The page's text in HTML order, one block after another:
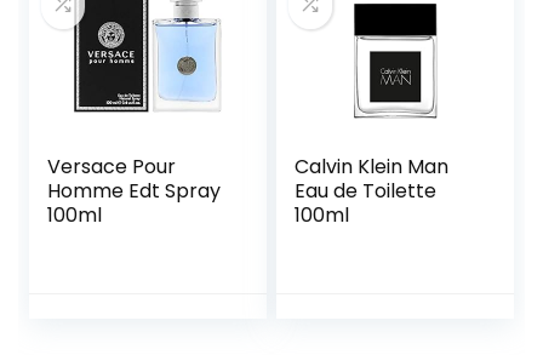
Versace Pour
Homme Edt Spray
100ml
Calvin Klein Man
Eau de Toilette
100ml